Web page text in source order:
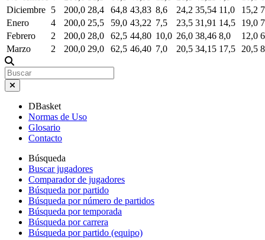
Diciembre 5 200,0 28,4 64,8 43,83 8,6 24,2 35,54 11,0 15,2
Enero
4 200,0 25,5 59,0 43,22 7,5 23,5 31,91 14,5 19,0
Febrero
2 200,0 28,0 62,5 44,80 10,0 26,0 38,46 8,0 12,0
Marzo
2 200,0 29,0 62,5 46,40 7,0 20,5 34,15 17,5 20,5
DBasket
Normas de Uso
Glosario
Contacto
Búsqueda
Buscar jugadores
Comparador de jugadores
Búsqueda por partido
Búsqueda por número de partidos
Búsqueda por temporada
Búsqueda por carrera
Búsqueda por partido (equipo)